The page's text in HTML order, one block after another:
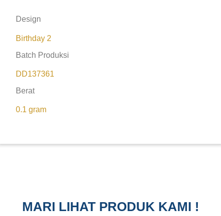
Design
Birthday 2
Batch Produksi
DD137361
Berat
0.1 gram
MARI LIHAT PRODUK KAMI !